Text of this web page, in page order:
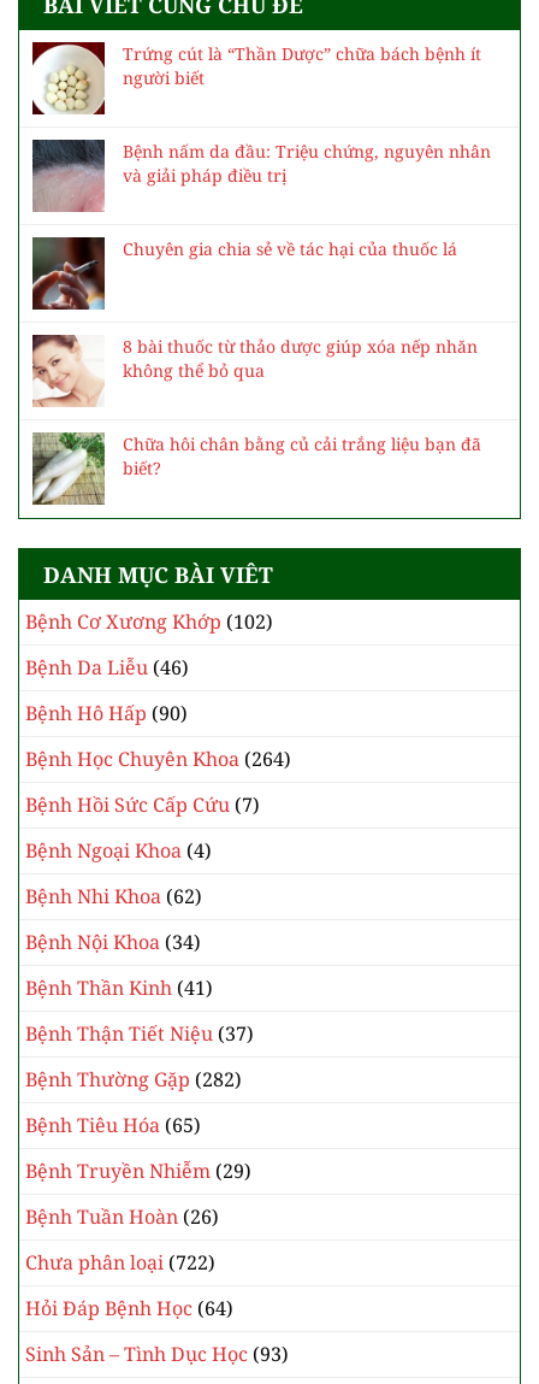
Trứng cút là “Thần Dược” chữa bách bệnh ít
người biết
Bệnh nấm da đầu: Triệu chứng, nguyên nhân
và giải pháp điều trị
Chuyên gia chia sẻ về tác hại của thuốc lá
8 bài thuốc từ thảo dược giúp xóa nếp nhăn
không thể bỏ qua
Chữa hôi chân bằng củ cải trắng liệu bạn đã
biết?
DANH MỤC BÀI VIÊT
Bệnh Cơ Xương Khớp (102)
Bệnh Da Liễu (46)
Bệnh Hô Hấp (90)
Bệnh Học Chuyên Khoa (264)
Bệnh Hồi Sức Cấp Cứu (7)
Bệnh Ngoại Khoa (4)
Bệnh Nhi Khoa (62)
Bệnh Nội Khoa (34)
Bệnh Thần Kinh (41)
Bệnh Thận Tiết Niệu (37)
Bệnh Thường Gặp (282)
Bệnh Tiêu Hóa (65)
Bệnh Truyền Nhiễm (29)
Bệnh Tuần Hoàn (26)
Chưa phân loại (722)
Hỏi Đáp Bệnh Học (64)
Sinh Sản – Tình Dục Học (93)